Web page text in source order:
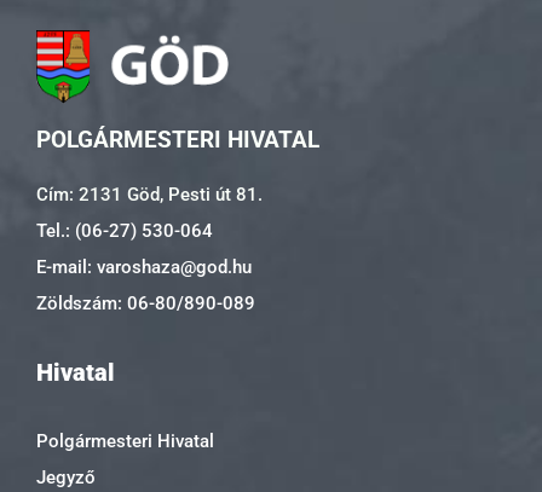
POLGÁRMESTERI HIVATAL
Cím: 2131 Göd, Pesti út 81.
Tel.: (06-27) 530-064
E-mail: varoshaza@god.hu
Zöldszám: 06-80/890-089
Hivatal
Polgármesteri Hivatal
Jegyző